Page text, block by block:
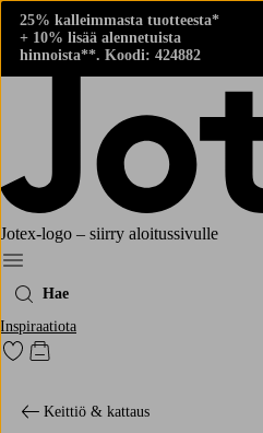
25% kalleimmasta tuotteesta*
+ 10% lisää alennetuista
hinnoista**. Koodi: 424882
Jotex-logo – siirry aloitussivulle
Menu
Hae
Inspiraatiota
Siirry merkittyihin suosikkituotteisiin
Siirry ostoskoriin
Keittiö & kattaus